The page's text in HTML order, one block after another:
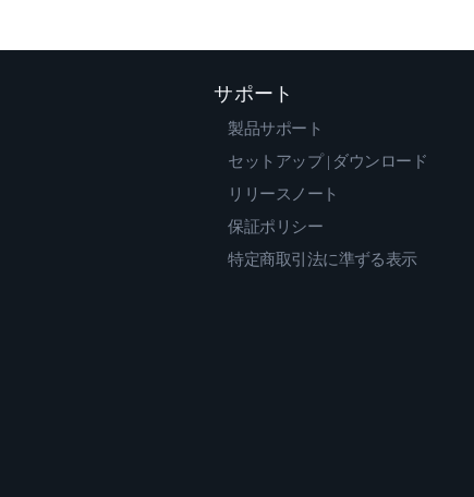
サポート
製品サポート
セットアップ | ダウンロード
リリースノート
保証ポリシー
特定商取引法に準ずる表示